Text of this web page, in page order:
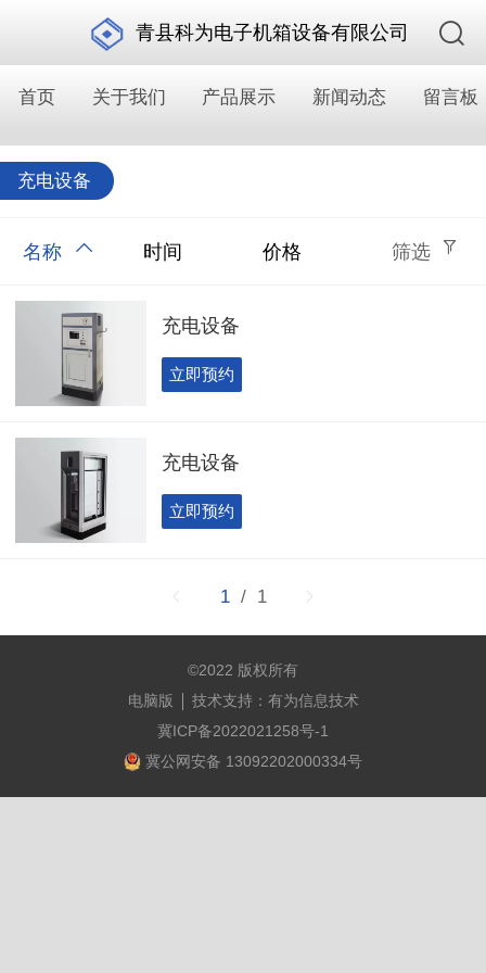
青县科为电子机箱设备有限公司
首页 关于我们 产品展示 新闻动态 留言板
充电设备
名称 时间 价格 筛选
充电设备
立即预约
充电设备
立即预约
1 / 1
©2022 版权所有
电脑版
技术支持： 有为信息技术
冀ICP备2022021258号-1
冀公网安备 13092202000334号